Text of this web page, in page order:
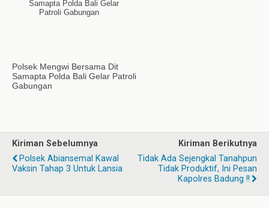
Polsek Mengwi Bersama Dit
Samapta Polda Bali Gelar Patroli
Gabungan
Kiriman Sebelumnya
Polsek Abiansemal Kawal
Vaksin Tahap 3 Untuk Lansia
Kiriman Berikutnya
Tidak Ada Sejengkal Tanahpun
Tidak Produktif, Ini Pesan
Kapolres Badung !!